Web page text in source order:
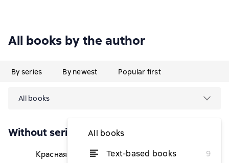
All books by the author
By series By newest Popular first
All books
All books
Text-based books
9
Without series
Красная нитка from $2.46